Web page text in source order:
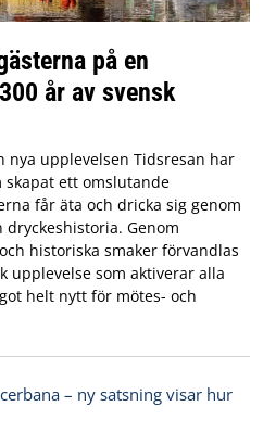
på en
år av svensk
nya upplevelsen Tidsresan har
skapat ett omslutande
får äta och dricka sig genom
dryckeshistoria. Genom
historiska smaker förvandlas
upplevelse som aktiverar alla
helt nytt för mötes- och